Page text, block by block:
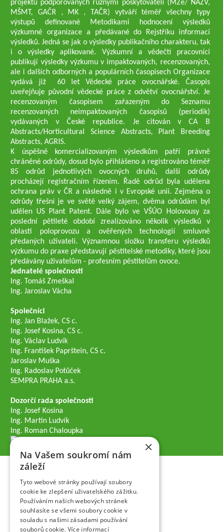
projektů podporovaných různými poskytovateli (MZe/ NAZV,
MŠMT, GAČR , MK , TAČR) vytváří téměř všechny typy
výstupů definované Metodikami hodnocení výsledků
výzkumné organizace a předávané do Rejstříku informací
výsledků. Jedná se jak o výsledky publikačního charakteru, tak
i o výsledky aplikované. Výzkumní a vědečtí pracovníci
publikují výsledky výzkumu v impaktovaných, recenzovaných,
ale i dalších odborných a populárních časopisech Organizace
vydává již 60 let Vědecké práce ovocnářské. Časopis
uveřejňuje původní vědecké práce z odvětví ovocnářství. Je
recenzovaným časopisem zařazeným do Seznamu
recenzovaných neimpaktovaných časopisů (periodik)
vydávaných v České republice. Je citován v CA B
Abstracts/Horticultural Science Abstracts, Plant Breeding
Abstracts, AGRIS.
K úspěšně komercializovaným výsledkům patří právně
chráněné odrůdy, dosud bylo přihlášeno a registrováno téměř
85 odrůd jednotlivých ovocných druhů, další odrůdy
procházejí registračním řízením. Řadě odrůd byla udělena
ochrana práv v ČR a následně i v Evropské unii. Zejména o
odrůdy třešní je ve světě velký zájem, dvěma odrůdám byl
udělen US Plant Patent. Dále bylo ve VŠÚO Holovousy za
poslední pětileté období zrealizováno několik výsledků v
oblasti poloprovozu a ověřených technologií smluvně
předaných uživateli. Významnou složku transferu výsledků
výzkumu do praxe představují pěstitelské metodiky, které jsou
předávány uživatelům - profesním pěstitelům ovoce.
Jednatelé společnosti
Ing. Tomáš Zmeškal
Ing. Jaroslav Vácha
Společníci
Ing. Jan Blažek, CS c.
Ing. Josef Kosina, CS c.
Ing. Václav Ludvík
Ing. František Paprštein, CS c.
Jaroslav Muška
Ing. Radoslav Potůček
SEMPRA PRAHA a.s.
Dozorčí rada společnosti
Ing. Josef Kosina
Ing. Martin Ludvík
Ing. Roman Chaloupka
×
Na Vašem soukromí nám
záleží
Tyto webové stránky používají soubory
cookie ke zlepšení uživatelského zážitku.
Používáním našich webových stránek
souhlasíte se všemi soubory cookie v
souladu s našimi zásadami používání
souborů cookie. Více informací